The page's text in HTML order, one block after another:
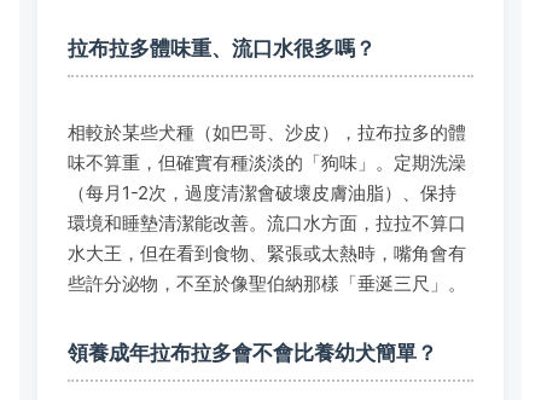
拉布拉多體味重、流口水很多嗎？
相較於某些犬種（如巴哥、沙皮），拉布拉多的體
味不算重，但確實有種淡淡的「狗味」。定期洗澡
（每月1-2次，過度清潔會破壞皮膚油脂）、保持
環境和睡墊清潔能改善。流口水方面，拉拉不算口
水大王，但在看到食物、緊張或太熱時，嘴角會有
些許分泌物，不至於像聖伯納那樣「垂涎三尺」。
領養成年拉布拉多會不會比養幼犬簡單？